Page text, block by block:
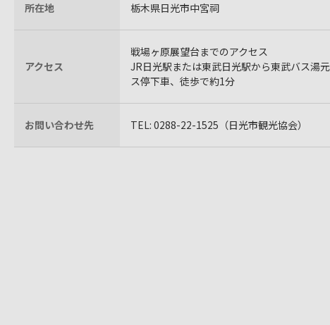
所在地 栃木県日光市中宮祠
アクセス
戦場ヶ原展望台までのアクセス
JR日光駅または東武日光駅から東武バス湯
ス停下車、徒歩で約1分
お問い合わせ先 TEL: 0288-22-1525（日光市観光協会）